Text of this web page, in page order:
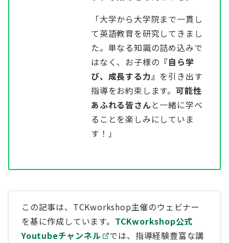
「大学から大学院まで一貫し
て英語教育を研究してきまし
た。単なる知識の詰め込みで
はなく、お子様の 『自ら学
び、成長する力』 を引き出す
指導をお約束します。 可能性
あふれる皆さんと一緒に学べ
ることを楽しみにしていま
す！」
この記事は、TCKworkshop主催のウェビナー
を基に作成しています。 TCKworkshop公式
Youtubeチャンネル
では、指導経験豊富な講